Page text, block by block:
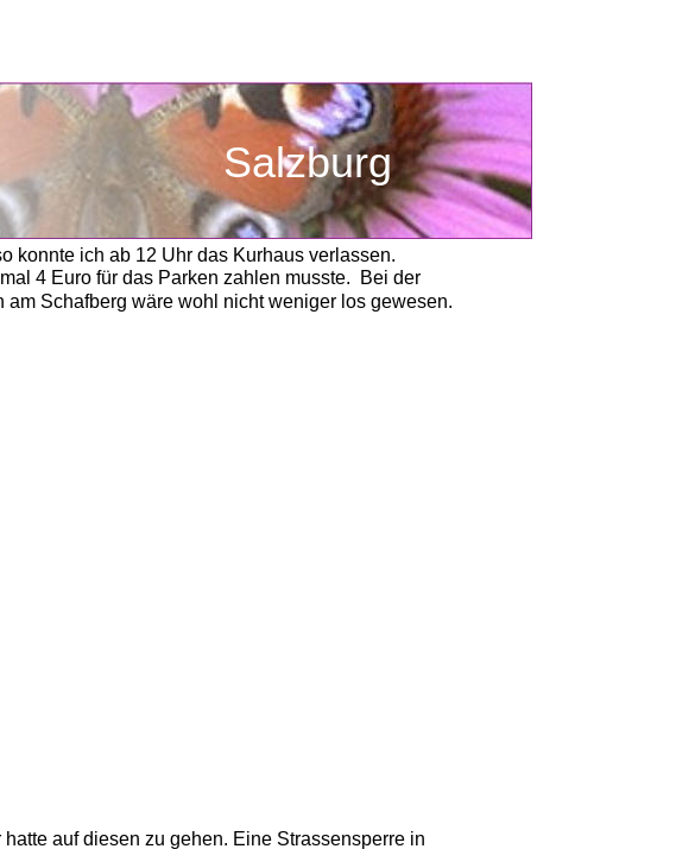
Salzburg
konnte ich ab 12 Uhr das Kurhaus verlassen.
4 Euro für das Parken zahlen musste.  Bei der
Schafberg wäre wohl nicht weniger los gewesen.
auf diesen zu gehen. Eine Strassensperre in